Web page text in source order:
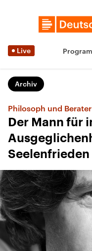
Live
Archiv
Philosoph und
Der Mann für
Seelenfrieden